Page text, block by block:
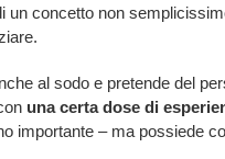
un concetto non
al sodo e pretende del
una certa dose di
importante – ma possiede